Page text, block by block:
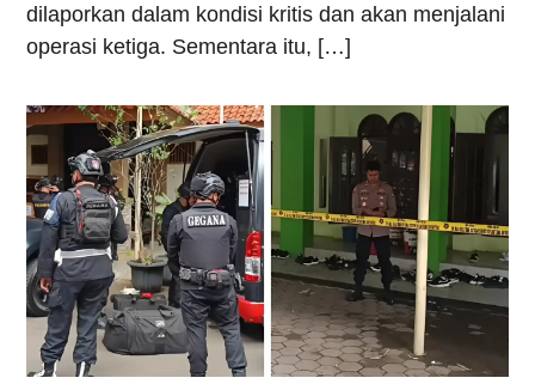
dilaporkan dalam kondisi kritis dan akan menjalani
operasi ketiga. Sementara itu, […]